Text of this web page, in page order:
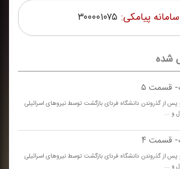
شده
قسمت ۵
از گذروندن دانشگاه فردای بازگشت توسط نیروهای اسرائیلی
و ...
قسمت ۴
از گذروندن دانشگاه فردای بازگشت توسط نیروهای اسرائیلی
و ...
سامانه پیامکی: ۳۰۰۰۰۱۰۷۵